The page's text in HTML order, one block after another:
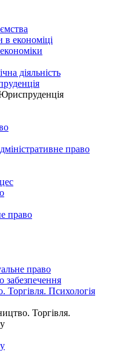
економіці
діяльність
право
право
право
забезпечення
Торгівля. Психологія
Торгівля.